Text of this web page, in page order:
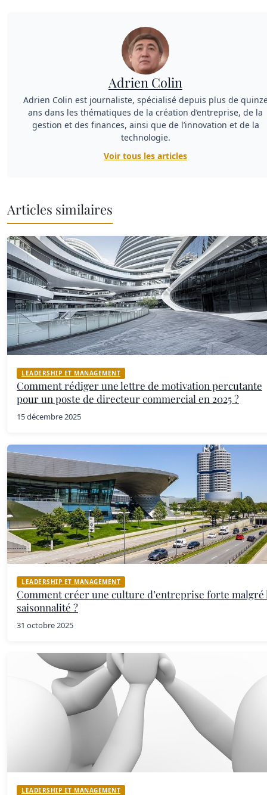
Adrien Colin
Adrien Colin est journaliste, spécialisé depuis plus de
ans dans les thématiques de la création d’entreprise, de la
gestion et des finances, ainsi que de l’innovation et de la
technologie.
Voir tous les articles
Articles similaires
LEADERSHIP ET MANAGEMENT
Comment rédiger une lettre de motivation percutante
pour un poste de directeur commercial en 2025 ?
15 décembre 2025
LEADERSHIP ET MANAGEMENT
Comment créer une culture d’entreprise forte malgré
saisonnalité ?
31 octobre 2025
LEADERSHIP ET MANAGEMENT